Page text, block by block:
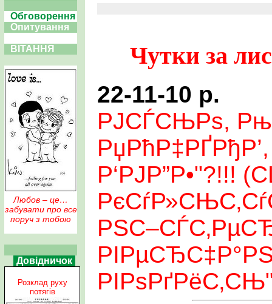
Обговорення
Опитування
ВІТАННЯ
Любов – це…
забувати про все
поруч з тобою
Довідничок
Розклад руху
потягів
Чутки за
22-11-10 р.
РЈСЃСЊРѕ,
Р‘РЈР”Р•"?!!!